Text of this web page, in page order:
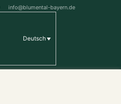
info@blumental-bayern.de
Deutsch